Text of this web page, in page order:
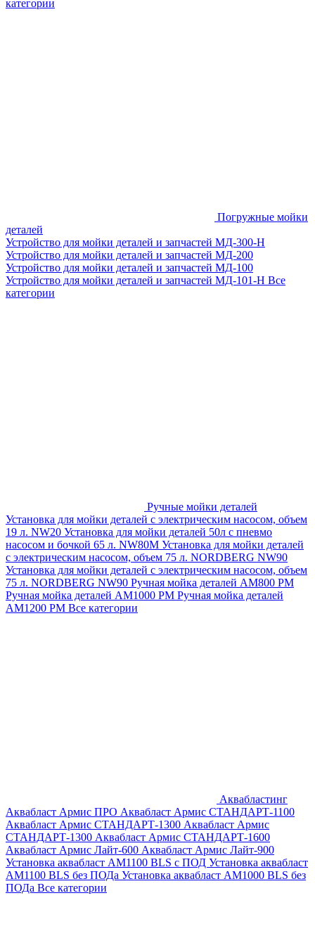
категории
Погружные мойки
деталей
Устройство для мойки деталей и запчастей МД-300-H
Устройство для мойки деталей и запчастей МД-200
Устройство для мойки деталей и запчастей МД-100
Устройство для мойки деталей и запчастей МД-101-Н Все
категории
Ручные мойки деталей
Установка для мойки деталей с электрическим насосом, объем
19 л. NW20 Установка для мойки деталей 50л с пневмо
насосом и бочкой 65 л. NW80M Установка для мойки деталей
с электрическим насосом, объем 75 л. NORDBERG NW90
Установка для мойки деталей с электрическим насосом, объем
75 л. NORDBERG NW90 Ручная мойка деталей АМ800 РМ
Ручная мойка деталей АМ1000 РМ Ручная мойка деталей
АМ1200 РМ Все категории
Аквабластинг
Аквабласт Армис ПРО Аквабласт Армис СТАНДАРТ-1100
Аквабласт Армис СТАНДАРТ-1300 Аквабласт Армис
СТАНДАРТ-1300 Аквабласт Армис СТАНДАРТ-1600
Аквабласт Армис Лайт-600 Аквабласт Армис Лайт-900
Установка аквабласт AM1100 BLS с ПОД Установка аквабласт
AM1100 BLS без ПОДа Установка аквабласт AM1000 BLS без
ПОДа Все категории